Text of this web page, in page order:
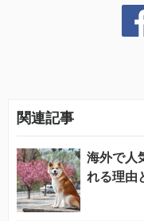
関連記事
海外で人
れる理由